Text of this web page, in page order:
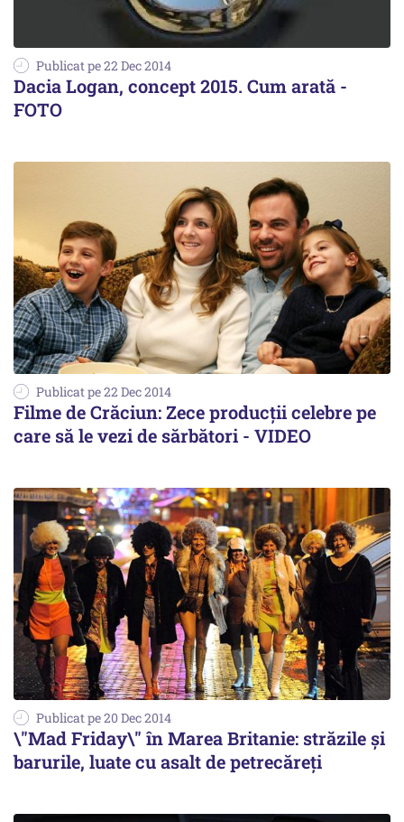
Publicat pe 22 Dec 2014
Dacia Logan, concept 2015. Cum arată -
FOTO
Publicat pe 22 Dec 2014
Filme de Crăciun: Zece producţii celebre pe
care să le vezi de sărbători - VIDEO
Publicat pe 20 Dec 2014
\"Mad Friday\" în Marea Britanie: străzile și
barurile, luate cu asalt de petrecăreți